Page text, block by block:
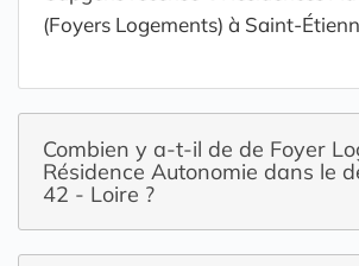
(Foyers Logements) à Saint-
Combien y a-t-il de de Foyer
Résidence Autonomie dans le
42 - Loire ?